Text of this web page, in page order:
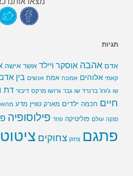
תגיות
אדם אהבה אוסקר ויילד אושר אישה
קאמי אלוהים אמונה אמת אנשים בין
שו ג'ורג' ברנרד שו גבר גרושו מרקס דיבור דת
חיים חכמה ילדים מארק טוויין מדע
סנקה עולם פוליטיקה פחד פילוסופיה
פתגם צחוק צחוקים ציטוט